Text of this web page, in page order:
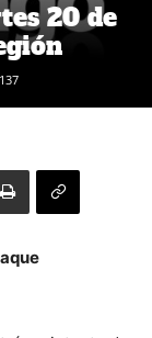
20 de
137